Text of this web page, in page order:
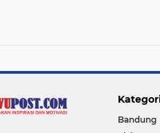
Bandung